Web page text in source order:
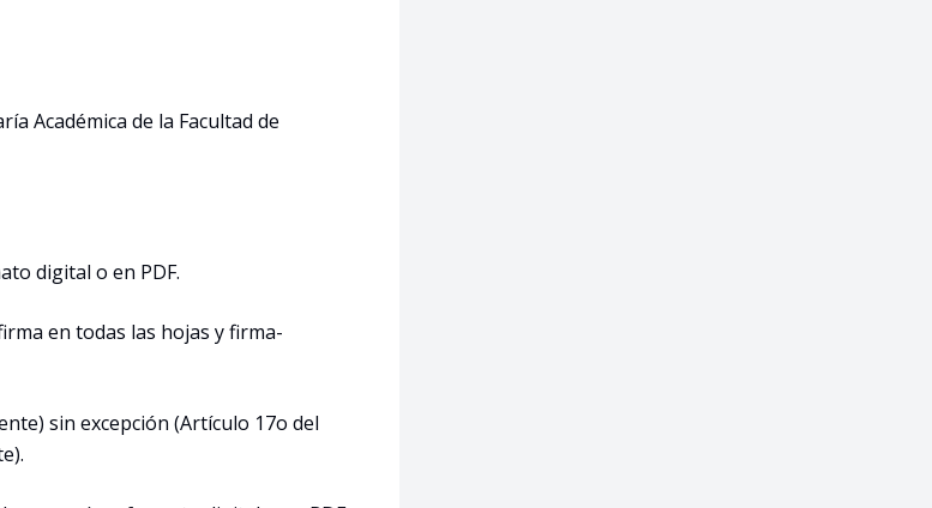
Académica de la Facultad de
digital o en PDF.
en todas las hojas y firma-
sin excepción (Artículo 17o del